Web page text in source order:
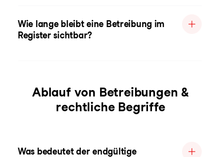
Wie lange bleibt eine Betreibung im
Register sichtbar?
Ablauf von Betreibungen &
rechtliche Begriffe
Was bedeutet der endgültige